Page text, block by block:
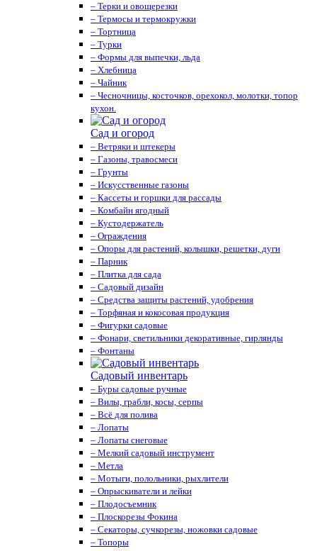
– Терки и овощерезки
– Термосы и термокружки
– Тортница
– Турки
– Формы для выпечки, льда
– Хлебница
– Чайник
– Чесночницы, косточков, орехокол, молотки, топор
кухон.
Сад и огород
– Ветряки и штекеры
– Газоны, травосмеси
– Грунты
– Искусственные газоны
– Кассеты и горшки для рассады
– Комбайн ягодный
– Кустодержатель
– Ограждения
– Опоры для растений, колышки, решетки, дуги
– Парник
– Плитка для сада
– Садовый дизайн
– Средства защиты растений, удобрения
– Торфяная и кокосовая продукция
– Фигурки садовые
– Фонари, светильники декоративные, гирлянды
– Фонтаны
Садовый инвентарь
– Буры садовые ручные
– Вилы, грабли, косы, серпы
– Всё для полива
– Лопаты
– Лопаты снеговые
– Мелкий садовый инструмент
– Метла
– Мотыги, полольники, рыхлители
– Опрыскиватели и лейки
– Плодосъемник
– Плоскорезы Фокина
– Секаторы, сучкорезы, ножовки садовые
– Топоры